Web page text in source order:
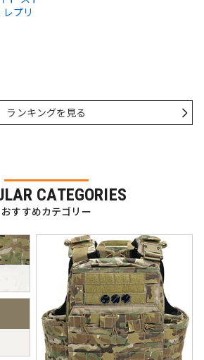
プリ
ランキングを見る
CATEGORIES
おすすめカテゴリー